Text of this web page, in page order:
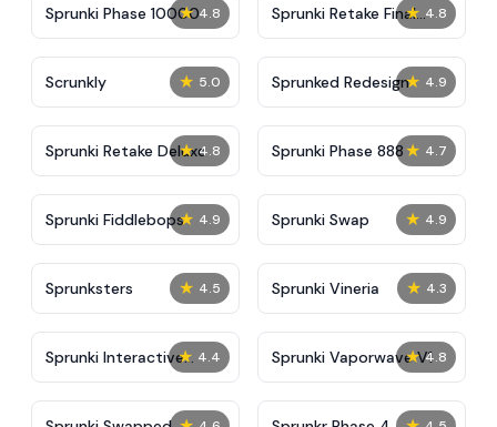
★ 4.8
Sprunki Phase 10000 ★ 4.8
Sprunki Retake Final
Update
★ 5.0
Scrunkly ★ 4.9
Sprunked Redesign
★ 4.8
Sprunki Retake Deluxe ★ 4.7
Sprunki Phase 888
★ 4.9
Sprunki Fiddlebops ★ 4.9
Sprunki Swap
★ 4.5
Sprunksters ★ 4.3
Sprunki Vineria
★ 4.4
Sprunki Interactive
Tunner
★ 4.8
Sprunki Vaporwave V1